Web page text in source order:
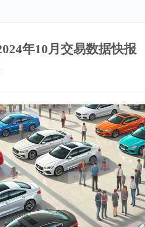
年10月交易数据快报